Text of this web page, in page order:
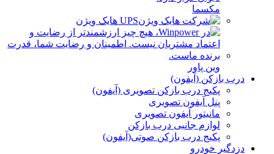
مکسما
UPS هایک ویژن
وین پاور
درب بازکن (آیفون)
پکیج درب بازکن تصویری (آیفون)
پنل آیفون تصویری
مانیتور آیفون تصویری
لوازم جانبی درب بازکن
پکیج درب بازکن صوتی(آیفون)
دزدگیر خودرو